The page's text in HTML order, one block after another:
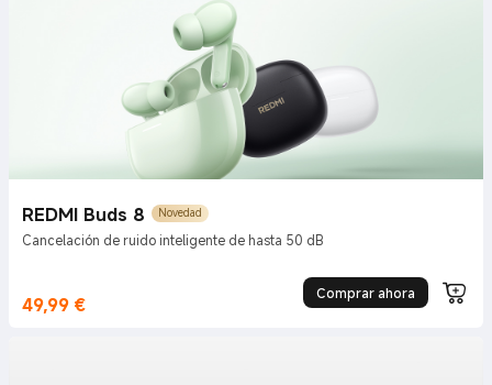
REDMI Buds 8 Novedad
Cancelación de ruido inteligente de hasta 50 dB
49,99 €
Current Price €49.99
Comprar ahora